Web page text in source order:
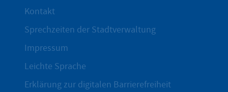
Kontakt
Sprechzeiten der Stadtverwaltung
Impressum
Leichte Sprache
Erklärung zur digitalen Barrierefreiheit